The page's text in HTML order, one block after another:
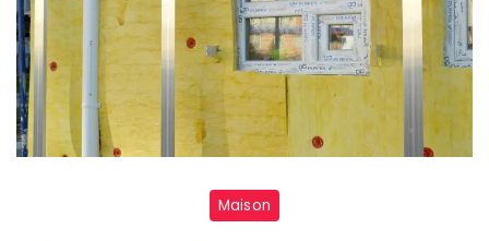
Maison